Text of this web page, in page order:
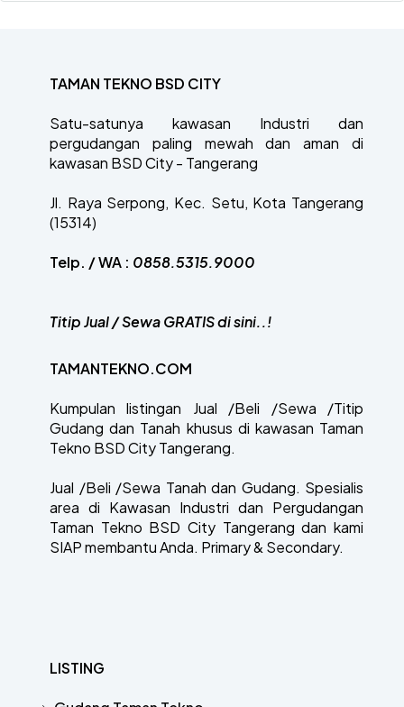
TAMAN TEKNO BSD CITY
Satu-satunya kawasan Industri dan
pergudangan paling mewah dan aman di
kawasan BSD City - Tangerang
Jl. Raya Serpong, Kec. Setu, Kota Tangerang
(15314)
Telp. / WA : 0858.5315.9000
Titip Jual / Sewa GRATIS di sini..!
TAMANTEKNO.COM
Kumpulan listingan Jual /Beli /Sewa /Titip
Gudang dan Tanah khusus di kawasan Taman
Tekno BSD City Tangerang.
Jual /Beli /Sewa Tanah dan Gudang. Spesialis
area di Kawasan Industri dan Pergudangan
Taman Tekno BSD City Tangerang dan kami
SIAP membantu Anda. Primary & Secondary.
LISTING